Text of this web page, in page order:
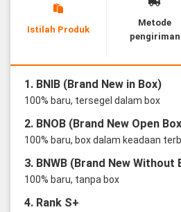
Istilah Produk
Metode
pengiriman
1. BNIB (Brand New in Box)
100% baru, tersegel dalam box
2. BNOB (Brand New Open
100% baru, box dalam keadaan
3. BNWB (Brand New Without
100% baru, tanpa box
4. Rank S+